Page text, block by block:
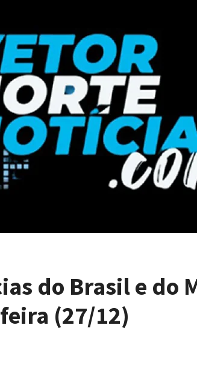
do Brasil e do
(27/12)